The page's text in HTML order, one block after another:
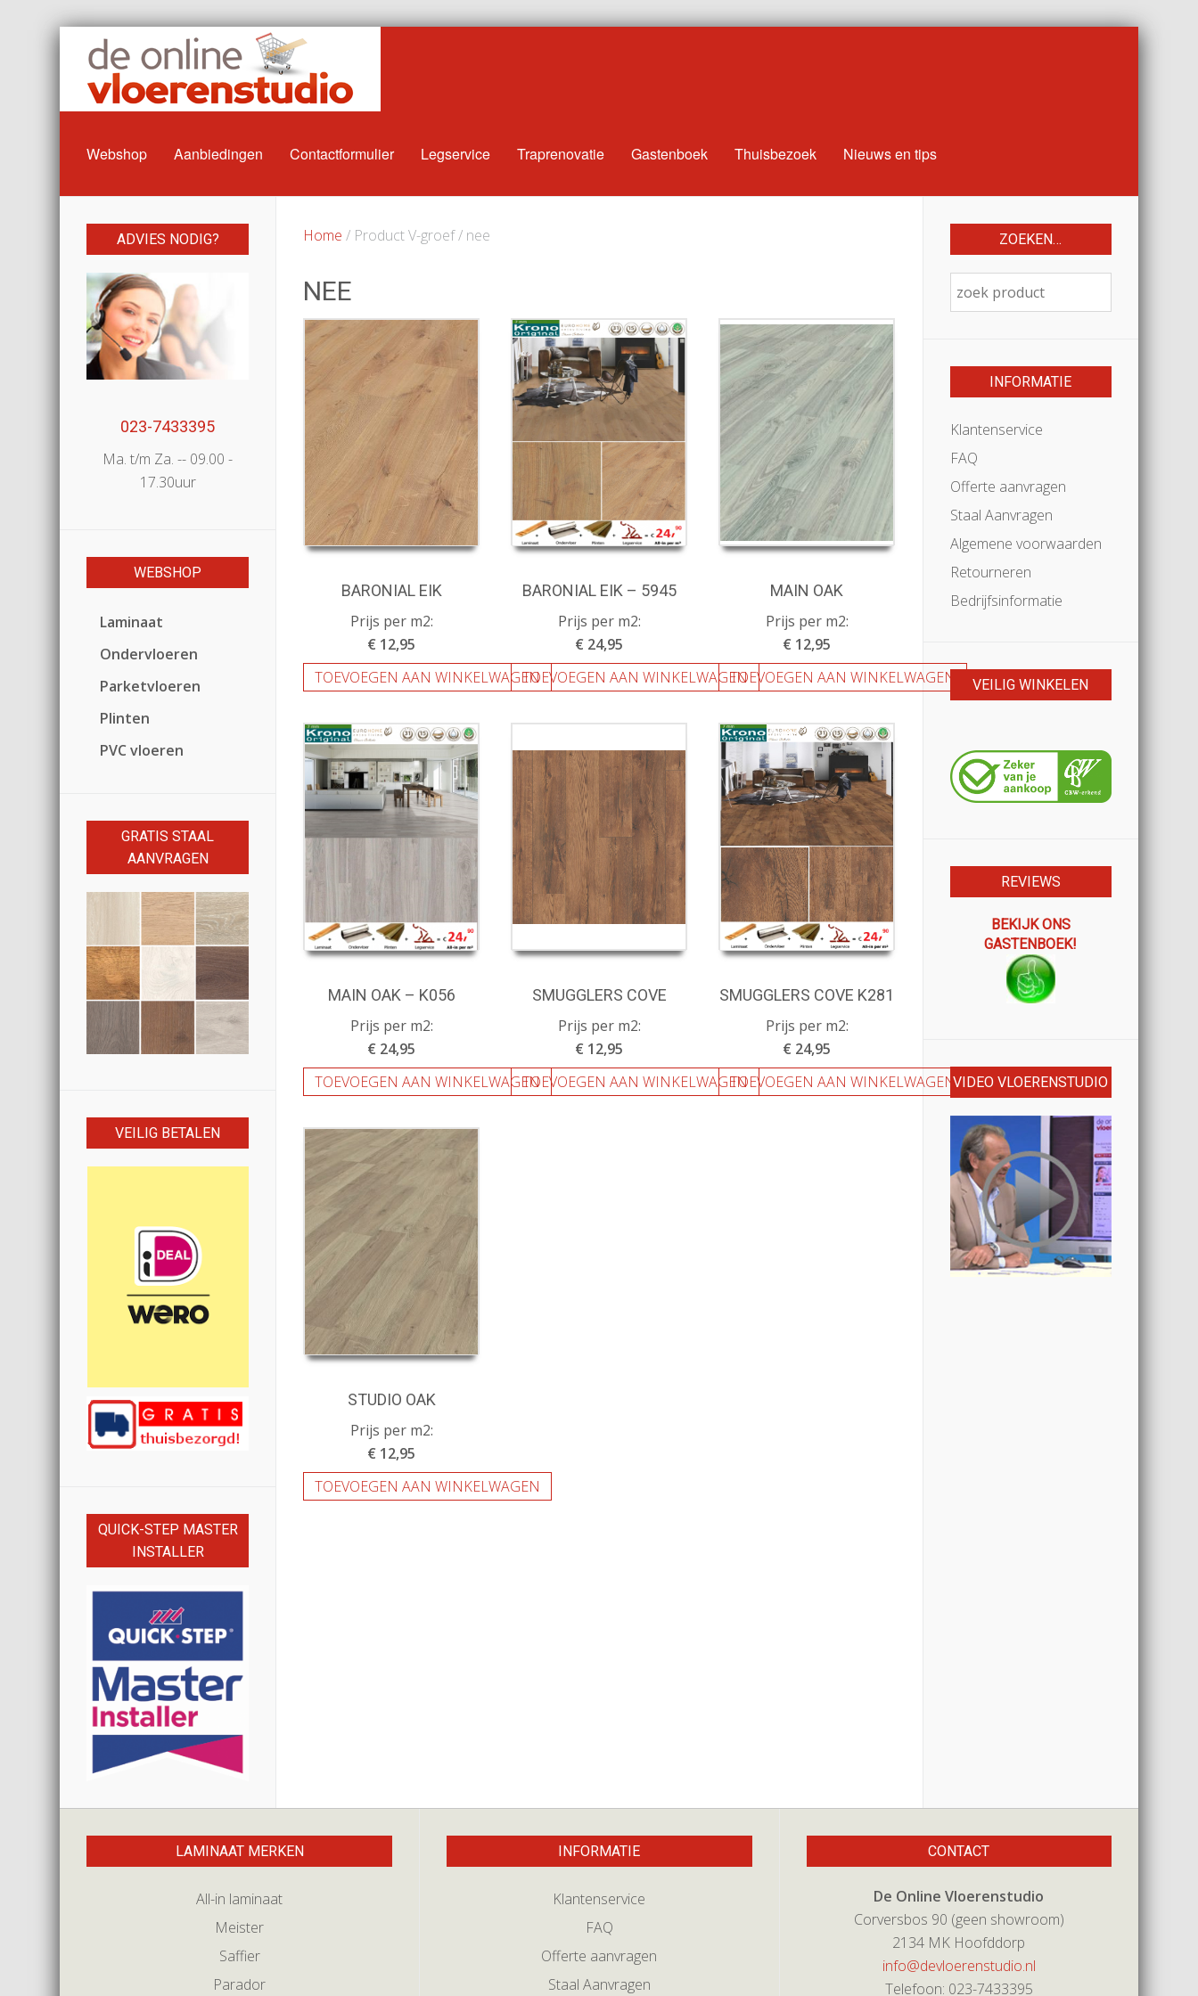
Webshop Aanbiedingen Contactformulier Legservice Traprenovatie Gastenboek Thuisbezoek Nieuws en tips
Home / Product V-groef / nee
NEE
BARONIAL EIK
Prijs per m2:
€ 12,95
TOEVOEGEN AAN WINKELWAGEN
BARONIAL EIK – 5945
Prijs per m2:
€ 24,95
TOEVOEGEN AAN WINKELWAGEN
MAIN OAK
Prijs per m2:
€ 12,95
TOEVOEGEN AAN WINKELWAGEN
MAIN OAK – K056
Prijs per m2:
€ 24,95
TOEVOEGEN AAN WINKELWAGEN
SMUGGLERS COVE
Prijs per m2:
€ 12,95
TOEVOEGEN AAN WINKELWAGEN
SMUGGLERS COVE K281
Prijs per m2:
€ 24,95
TOEVOEGEN AAN WINKELWAGEN
STUDIO OAK
Prijs per m2:
€ 12,95
TOEVOEGEN AAN WINKELWAGEN
ADVIES NODIG?
023-7433395
Ma. t/m Za. -- 09.00 -
17.30uur
WEBSHOP
Laminaat
Ondervloeren
Parketvloeren
Plinten
PVC vloeren
GRATIS STAAL
AANVRAGEN
VEILIG BETALEN
QUICK-STEP MASTER
INSTALLER
ZOEKEN…
INFORMATIE
Klantenservice
FAQ
Offerte aanvragen
Staal Aanvragen
Algemene voorwaarden
Retourneren
Bedrijfsinformatie
VEILIG WINKELEN
REVIEWS
BEKIJK ONS
GASTENBOEK!
VIDEO VLOERENSTUDIO
LAMINAAT MERKEN
All-in laminaat
Meister
Saffier
Parador
INFORMATIE
Klantenservice
FAQ
Offerte aanvragen
Staal Aanvragen
CONTACT
De Online Vloerenstudio
Corversbos 90 (geen showroom)
2134 MK Hoofddorp
info@devloerenstudio.nl
Telefoon: 023-7433395